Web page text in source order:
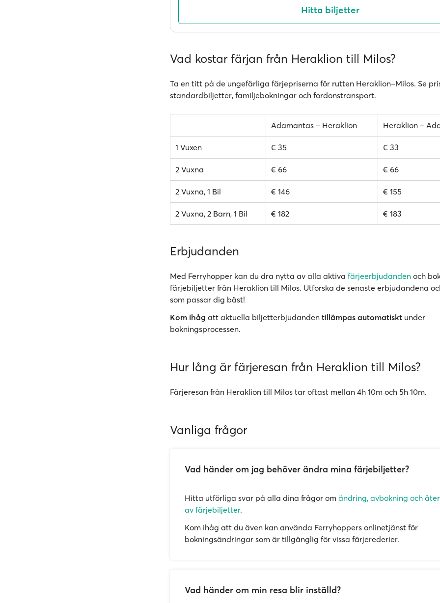
Hitta biljetter
Vad kostar färjan från Heraklion till Milos?
Ta en titt på de ungefärliga färjepriserna för rutten Heraklion–Milos. Se
standardbiljetter, familjebokningar och fordonstransport.
Adamantas – Heraklion Heraklion –
1 Vuxen € 35 € 33
2 Vuxna € 66 € 66
2 Vuxna, 1 Bil € 146 € 155
2 Vuxna, 2 Barn, 1 Bil € 182 € 183
Erbjudanden
Med Ferryhopper kan du dra nytta av alla aktiva färjeerbjudanden och
färjebiljetter från Heraklion till Milos. Utforska de senaste erbjudandena
som passar dig bäst!
Kom ihåg att aktuella biljetterbjudanden tillämpas automatiskt under
bokningsprocessen.
Hur lång är färjeresan från Heraklion till Milos?
Färjeresan från Heraklion till Milos tar oftast mellan 4h 10m och 5h 10m.
Vanliga frågor
Vad händer om jag behöver ändra mina färjebiljetter?
Hitta utförliga svar på alla dina frågor om ändring, avbokning och
av färjebiljetter.
Kom ihåg att du även kan använda Ferryhoppers onlinetjänst för
bokningsändringar som är tillgänglig för vissa färjerederier.
Vad händer om min resa blir inställd?